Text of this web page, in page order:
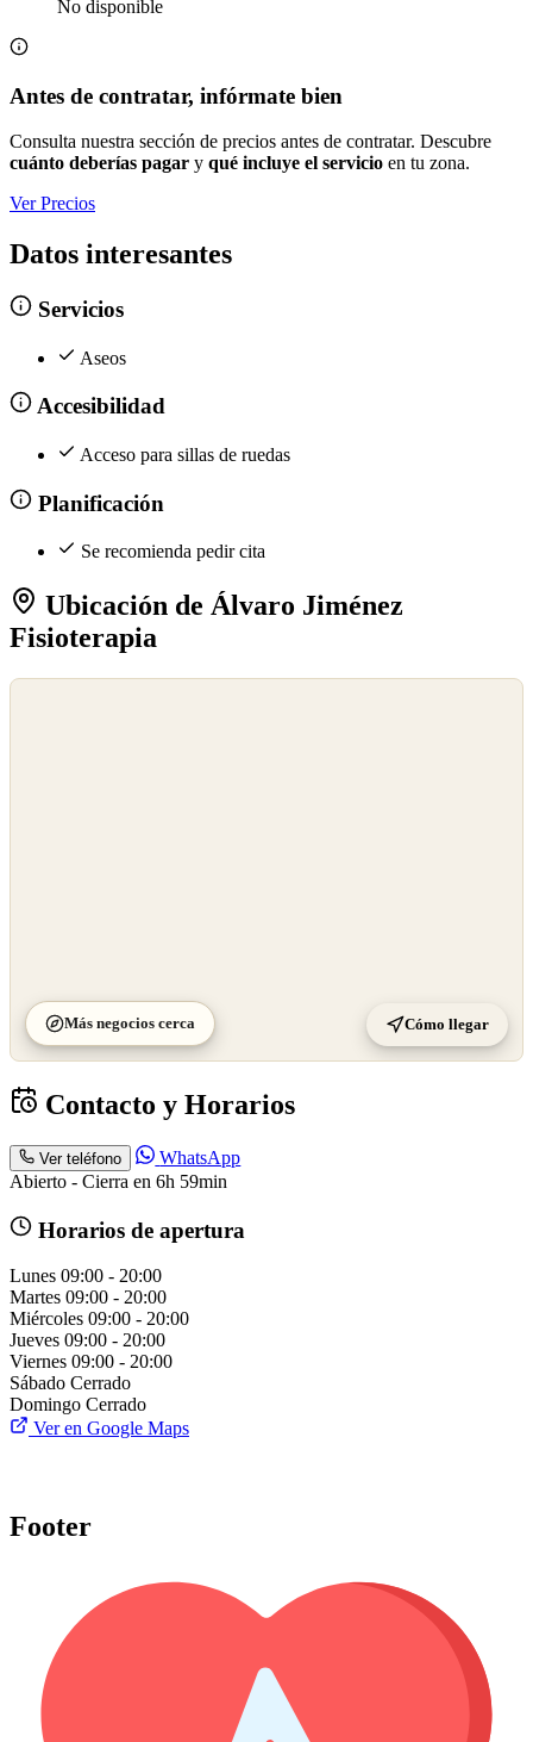
No disponible
Antes de contratar, infórmate bien
Consulta nuestra sección de precios antes de contratar. Descubre
cuánto deberías pagar y qué incluye el servicio en tu zona.
Ver Precios
Datos interesantes
Servicios
Aseos
Accesibilidad
Acceso para sillas de ruedas
Planificación
Se recomienda pedir cita
Ubicación de Álvaro Jiménez
Fisioterapia
Más negocios cerca Cómo llegar
Contacto y Horarios
Ver teléfono
WhatsApp
Abierto - Cierra en 6h 59min
Horarios de apertura
Lunes 09:00 - 20:00
Martes 09:00 - 20:00
Miércoles 09:00 - 20:00
Jueves 09:00 - 20:00
Viernes 09:00 - 20:00
Sábado Cerrado
Domingo Cerrado
Ver en Google Maps
Footer